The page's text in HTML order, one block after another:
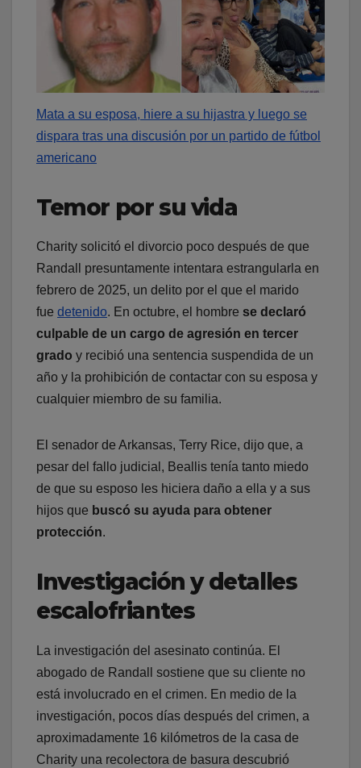
Mata a su esposa, hiere a su hijastra y luego se
dispara tras una discusión por un partido de fútbol
americano
Temor por su vida
Charity solicitó el divorcio poco después de que
Randall presuntamente intentara estrangularla en
febrero de 2025, un delito por el que el marido
fue detenido. En octubre, el hombre se declaró
culpable de un cargo de agresión en tercer
grado y recibió una sentencia suspendida de un
año y la prohibición de contactar con su esposa y
cualquier miembro de su familia.
El senador de Arkansas, Terry Rice, dijo que, a
pesar del fallo judicial, Beallis tenía tanto miedo
de que su esposo les hiciera daño a ella y a sus
hijos que buscó su ayuda para obtener
protección.
Investigación y detalles
escalofriantes
La investigación del asesinato continúa. El
abogado de Randall sostiene que su cliente no
está involucrado en el crimen. En medio de la
investigación, pocos días después del crimen, a
aproximadamente 16 kilómetros de la casa de
Charity una recolectora de basura descubrió